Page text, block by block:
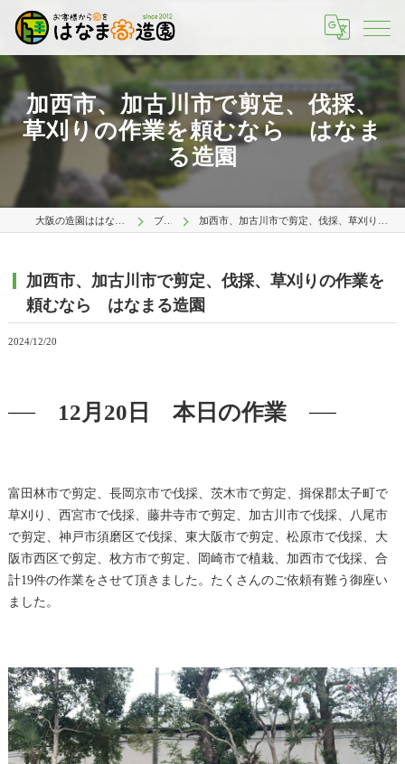
加西市、加古川市で剪定、伐採、
草刈りの作業を頼むなら はなま
る造園
ブログ 加西市、加古川市で剪定、伐採、草刈りの作業を頼むなら はなまる造園
加西市、加古川市で剪定、伐採、草刈りの作業を
頼むなら はなまる造園
2024/12/20
12月20日 本日の作業
富田林市で剪定、長岡京市で伐採、茨木市で剪定、揖保郡太子町で
草刈り、西宮市で伐採、藤井寺市で剪定、加古川市で伐採、八尾市
で剪定、神戸市須磨区で伐採、東大阪市で剪定、松原市で伐採、大
阪市西区で剪定、枚方市で剪定、岡崎市で植栽、加西市で伐採、合
計19件の作業をさせて頂きました。たくさんのご依頼有難う御座い
ました。